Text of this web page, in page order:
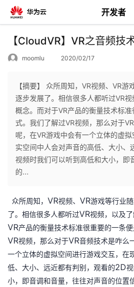
开发者
返
个
人
主
页
我
的
开
发
者
我
【CloudVR】VR之音频技
moomlu 2020/02/17
【摘要】 众所周知，VR视频、VR
逐步发展了。相信很多人都听过VR
概念。而对于VR产品的衡量技术标
式。我们了解过VR视频，那么对于
呢，在VR游戏中会有一个立体的虚
实空间中人会对声音的高低、大小、
视频时我们可以听到高低和大小，即
的...
众所周知， VR视频、 VR游戏等行业
了。相信很多人都听过VR视频，以及
VR产品的衡量技术标准很重要的一条
VR视频，那么对于VR音频技术是咋么
一个立体的虚拟空间进行游戏交互，在
低、大小、远近都有判别，观看的2D
小，即音调和音量，往往对声音的位置